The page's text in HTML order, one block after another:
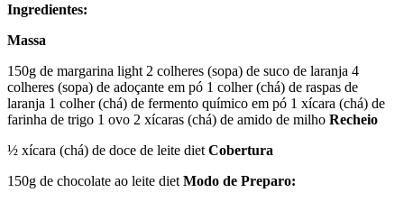
Ingredientes:
Massa
150g de margarina light 2 colheres (sopa) de suco de laranja 4
colheres (sopa) de adoçante em pó 1 colher (chá) de raspas de
laranja 1 colher (chá) de fermento químico em pó 1 xícara (chá) de
farinha de trigo 1 ovo 2 xícaras (chá) de amido de milho Recheio
½ xícara (chá) de doce de leite diet Cobertura
150g de chocolate ao leite diet Modo de Preparo: